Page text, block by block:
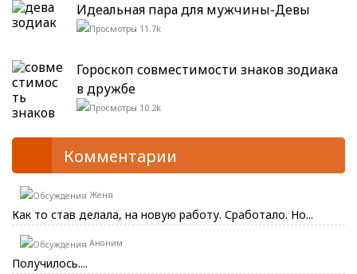
Идеальная пара для мужчины-Девы
11.7k
Гороскоп совместимости знаков зодиака
в дружбе
10.2k
Комментарии
Женя
Как то став делала, на новую работу. Сработало. Но...
Аноним
Получилось....